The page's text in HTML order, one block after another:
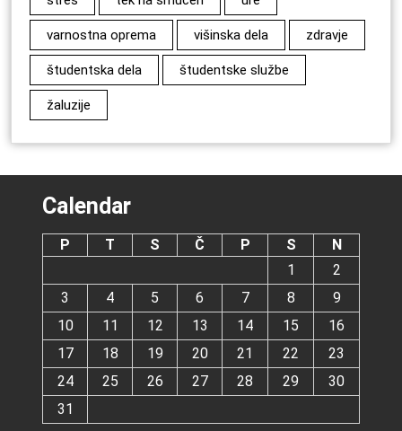
varnostna oprema višinska dela zdravje
študentska dela študentske službe
žaluzije
Calendar
P T S Č P S
N
1
2
3
4 5 6 7 8
9
10
11 12 13 14 15
16
17
18 19 20 21 22
23
24
25 26 27 28 29
30
31